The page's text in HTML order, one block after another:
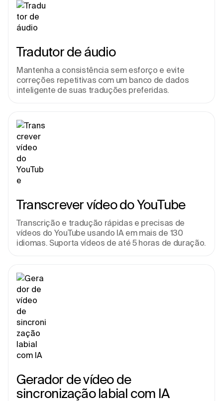
Tradutor de áudio
Mantenha a consistência sem esforço e evite
correções repetitivas com um banco de dados
inteligente de suas traduções preferidas.
Transcrever vídeo do YouTube
Transcrição e tradução rápidas e precisas de
vídeos do YouTube usando IA em mais de 130
idiomas. Suporta vídeos de até 5 horas de duração.
Gerador de vídeo de
sincronização labial com IA